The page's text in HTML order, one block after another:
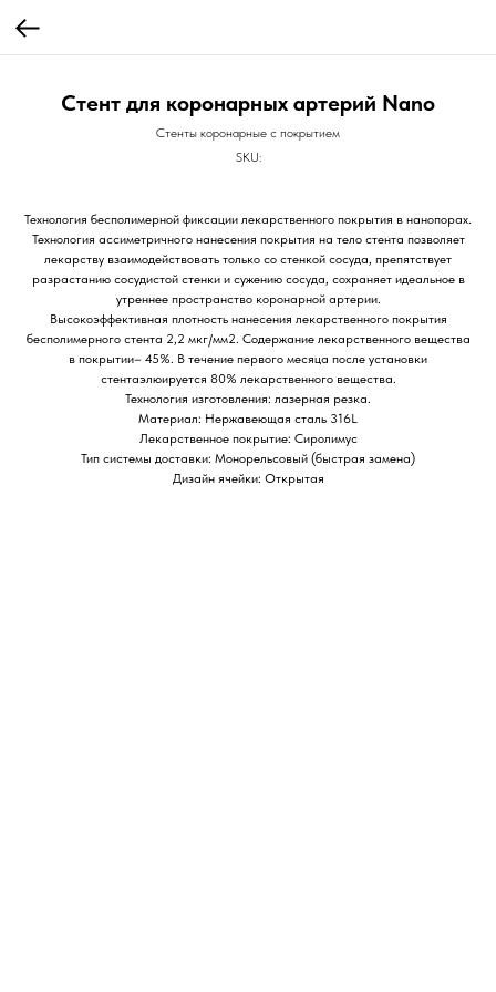
Стент для коронарных артерий Nano
Стенты коронарные с покрытием
SKU:
Технология бесполимерной фиксации лекарственного покрытия в нанопорах.
Технология ассиметричного нанесения покрытия на тело стента позволяет
лекарству взаимодействовать только со стенкой сосуда, препятствует
разрастанию сосудистой стенки и сужению сосуда, сохраняет идеальное в
утреннее пространство коронарной артерии.
Высокоэффективная плотность нанесения лекарственного покрытия
бесполимерного стента 2,2 мкг/мм2. Содержание лекарственного вещества
в покрытии– 45%. В течение первого месяца после установки
стентаэлюируется 80% лекарственного вещества.
Технология изготовления: лазерная резка.
Материал: Нержавеющая сталь 316L
Лекарственное покрытие: Сиролимус
Тип системы доставки: Монорельсовый (быстрая замена)
Дизайн ячейки: Открытая